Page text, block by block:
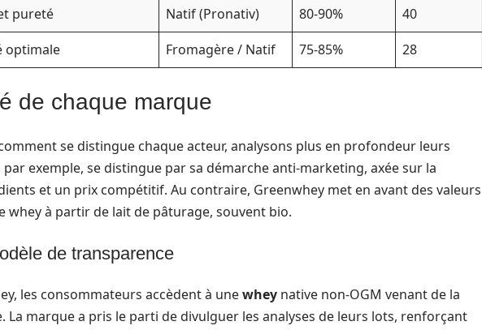
pureté Natif (Pronativ) 80-90%
40
optimale Fromagère / Natif 75-85% 28
de chaque marque
se distingue chaque acteur, analysons plus en profondeur leurs
exemple, se distingue par sa démarche anti-marketing, axée sur la
et un prix compétitif. Au contraire, Greenwhey met en avant des valeurs
whey à partir de lait de pâturage, souvent bio.
de transparence
les consommateurs accèdent à unewhey native non-OGM venant de la
La marque a pris le parti de divulguer les analyses de leurs lots, renforçant